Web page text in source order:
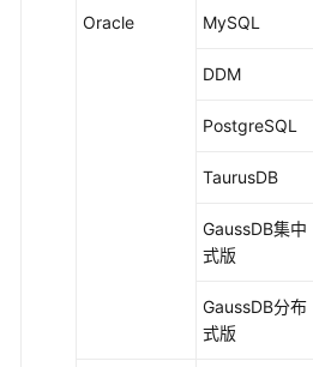
Oracle MySQL
DDM
PostgreSQL
TaurusDB
GaussDB集中
式版
GaussDB分布
式版